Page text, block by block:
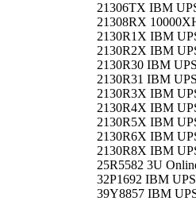
21306TX IBM
21308RX
2130R1X IBM
2130R2X IBM
2130R30 IBM
2130R31 IBM
2130R3X IBM
2130R4X IBM
2130R5X IBM
2130R6X IBM
2130R8X IBM
25R5582 3U
32P1692 IBM
39Y8857 IBM